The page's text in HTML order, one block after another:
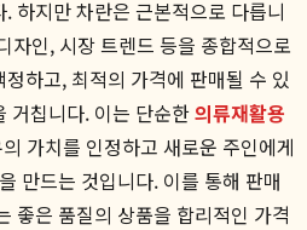
하지만 차란은 근본적으로 다릅니
자인, 시장 트렌드 등을 종합적으로
하고, 최적의 가격에 판매될 수 있
거칩니다. 이는 단순한의류재활용
가치를 인정하고 새로운 주인에게
만드는 것입니다. 이를 통해 판매
좋은 품질의 상품을 합리적인 가격